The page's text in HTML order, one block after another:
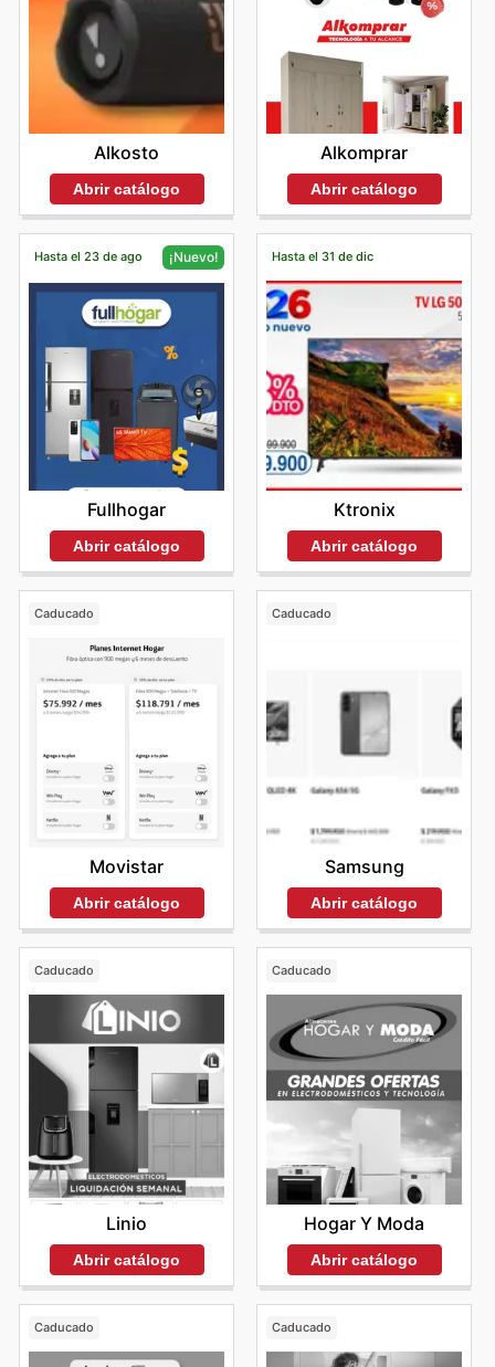
Alkosto
Abrir catálogo
Alkomprar
Abrir catálogo
Hasta el 23 de ago ¡Nuevo!
Fullhogar
Abrir catálogo
Hasta el 31 de dic
Ktronix
Abrir catálogo
Caducado
Movistar
Abrir catálogo
Caducado
Samsung
Abrir catálogo
Caducado
Linio
Abrir catálogo
Caducado
Hogar Y Moda
Abrir catálogo
Caducado Caducado